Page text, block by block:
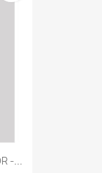
-...